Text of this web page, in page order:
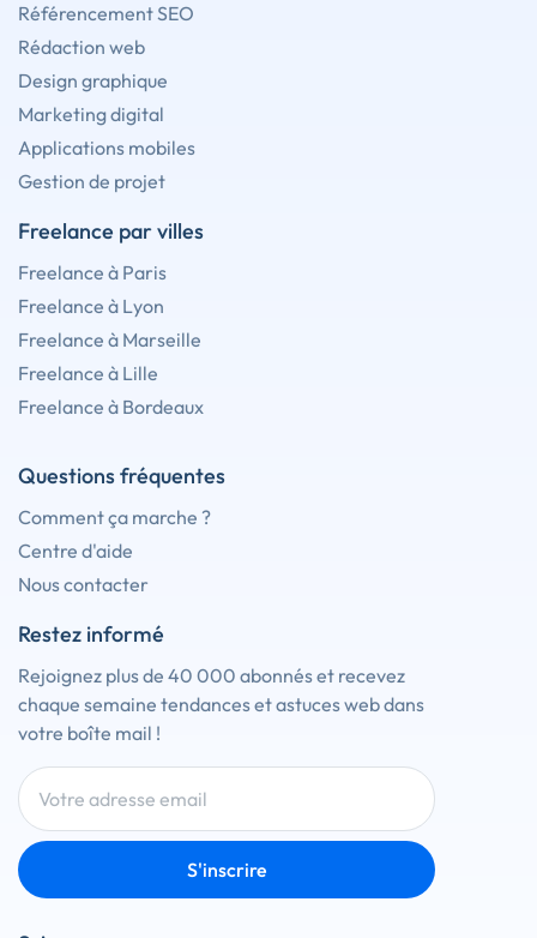
Référencement SEO
Rédaction web
Design graphique
Marketing digital
Applications mobiles
Gestion de projet
Freelance par villes
Freelance à Paris
Freelance à Lyon
Freelance à Marseille
Freelance à Lille
Freelance à Bordeaux
Questions fréquentes
Comment ça marche ?
Centre d'aide
Nous contacter
Restez informé
Rejoignez plus de 40 000 abonnés et recevez
chaque semaine tendances et astuces web dans
votre boîte mail !
S'inscrire